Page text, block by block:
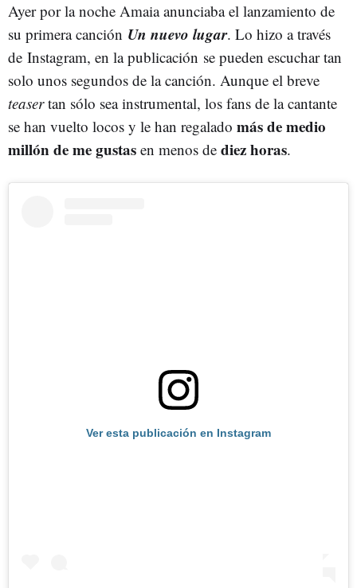
Ayer por la noche Amaia anunciaba el lanzamiento de
su primera canción Un nuevo lugar. Lo hizo a través
de Instagram, en la publicación se pueden escuchar tan
solo unos segundos de la canción. Aunque el breve
teasertan sólo sea instrumental, los fans de la cantante
se han vuelto locos y le han regalado más de medio
millón de me gustas en menos de diez horas.
Ver esta publicación en Instagram